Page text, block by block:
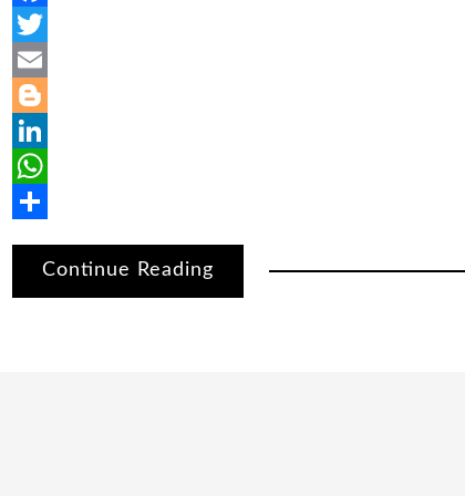
Facebook
Twitter
Email
Blogger
LinkedIn
WhatsApp
Continue Reading